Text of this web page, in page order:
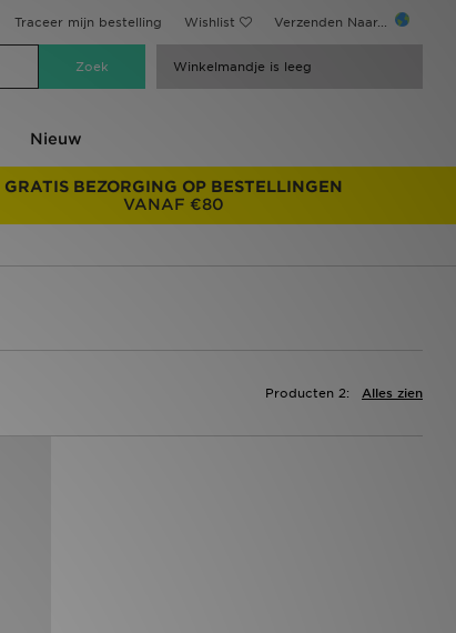
Traceer mijn bestelling Wishlist Verzenden Naar...
Winkelmandje is leeg
Nieuw
GRATIS BEZORGING OP BESTELLINGEN
VANAF €80
Alles zien
Producten 2: